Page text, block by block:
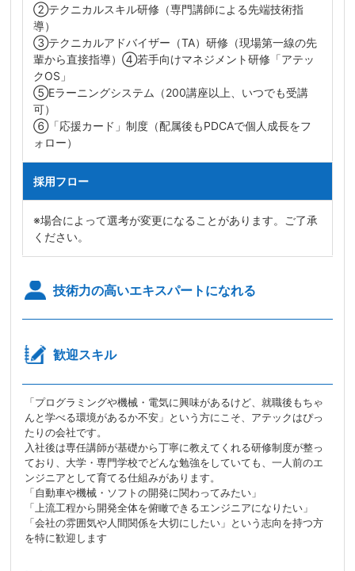
②テクニカルスキル研修（専門講師による先端技術指
導）
③テクニカルアドバイザー（TA）研修（現場第一線の先
輩から直接指導）④若手向けマネジメント研修「アテッ
クOS」
⑤Eラーニングシステム（200講座以上、いつでも受講
可）
⑥「応援カード」制度（配属後もPDCAで個人成長をフ
ォロー）
採用フロー
※場合によって選考が変更になることがあります。ご了承
ください。
技術力の高いエキスパートになれる
歓迎スキル
「プログラミングや機械・電気に興味があるけど、就職後もちゃ
んと学べる環境があるか不安」という方にこそ、アテックはぴっ
たりの会社です。
入社後は専任講師が基礎から丁寧に教えてくれる研修制度が整っ
ており、大学・専門学校でどんな勉強をしていても、一人前のエ
ンジニアとして育てる仕組みがあります。
「自動車や機械・ソフトの開発に関わってみたい」
「上流工程から開発全体を俯瞰できるエンジニアになりたい」
「会社の雰囲気や人間関係を大切にしたい」という志向を持つ方
を特に歓迎します